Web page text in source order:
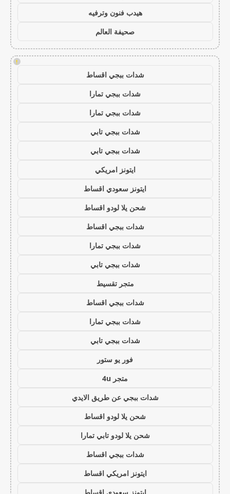
هيدب فنون وترفيه
صحيفة العالم
!
شدات ببجي اقساط
شدات ببجي تمارا
شدات ببجي تمارا
شدات ببجي تابي
شدات ببجي تابي
ايتونز امريكي
ايتونز سعودي اقساط
شحن يلا لودو اقساط
شدات ببجي اقساط
شدات ببجي تمارا
شدات ببجي تابي
متجر تقسيط
شدات ببجي اقساط
شدات ببجي تمارا
شدات ببجي تابي
فور يو ستور
متجر 4u
شدات ببجي عن طريق الايدي
شحن يلا لودو اقساط
شحن يلا لودو تابي تمارا
شدات ببجي اقساط
ايتونز امريكي اقساط